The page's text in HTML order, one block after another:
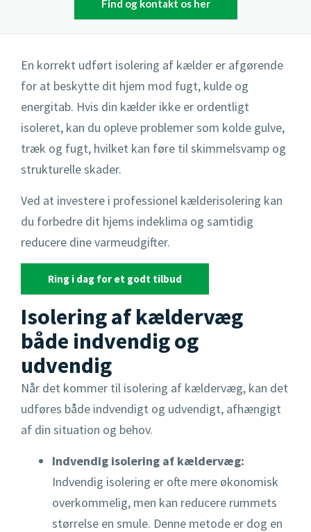
Punktfundament
Sandpude fundament
Støbning af sokkel
Indkørsel
Terrasse
Pigstensbelægning
Støttemur
Stendige
Isolering af kælder
Omfangsdræn
Overfladevand
Separering af spildevand og regnvand
Rottespærre
TV-inspektion
Pumpebrønde
Rensebrønd
Sandfangsbrønd
Find og kontakt os her
En korrekt udført isolering af kælder er afgørende
for at beskytte dit hjem mod fugt, kulde og
energitab. Hvis din kælder ikke er ordentligt
isoleret, kan du opleve problemer som kolde gulve,
træk og fugt, hvilket kan føre til skimmelsvamp og
strukturelle skader.
Ved at investere i professionel kælderisolering kan
du forbedre dit hjems indeklima og samtidig
reducere dine varmeudgifter.
Ring i dag for et godt tilbud
Isolering af kældervæg
både indvendig og
udvendig
Når det kommer til isolering af kældervæg, kan det
udføres både indvendigt og udvendigt, afhængigt
af din situation og behov.
Indvendig isolering af kældervæg:
Indvendig isolering er ofte mere økonomisk
overkommelig, men kan reducere rummets
størrelse en smule. Denne metode er dog en